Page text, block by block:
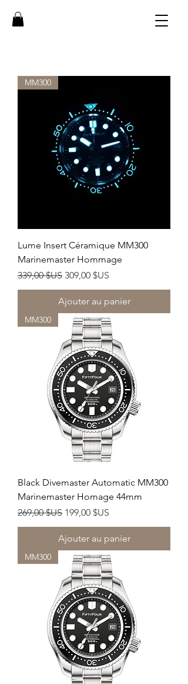
MM300
Lume Insert Céramique MM300
Marinemaster Hommage
Prix original
339,00 $US Prix promotionnel
309,00 $US
Ajouter au panier
MM300
Black Divemaster Automatic MM300
Marinemaster Homage 44mm
Prix original
269,00 $US Prix promotionnel
199,00 $US
Ajouter au panier
MM300